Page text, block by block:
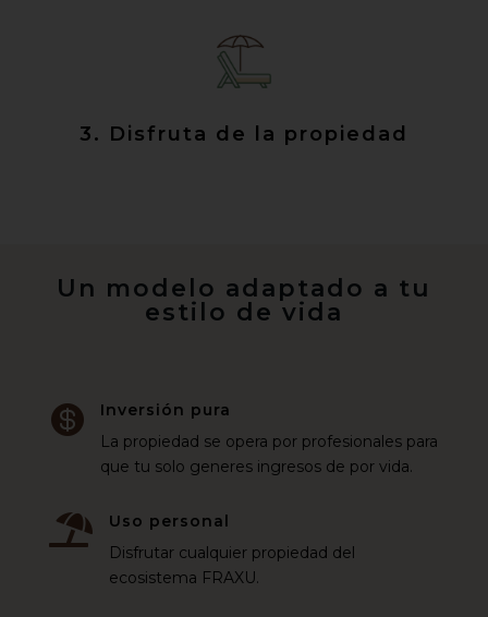
3. Disfruta de la propiedad
Un modelo adaptado a tu
estilo de vida

Inversión pura
La propiedad se opera por profesionales para
que tu solo generes ingresos de por vida.

Uso personal
Disfrutar cualquier propiedad del
ecosistema FRAXU.